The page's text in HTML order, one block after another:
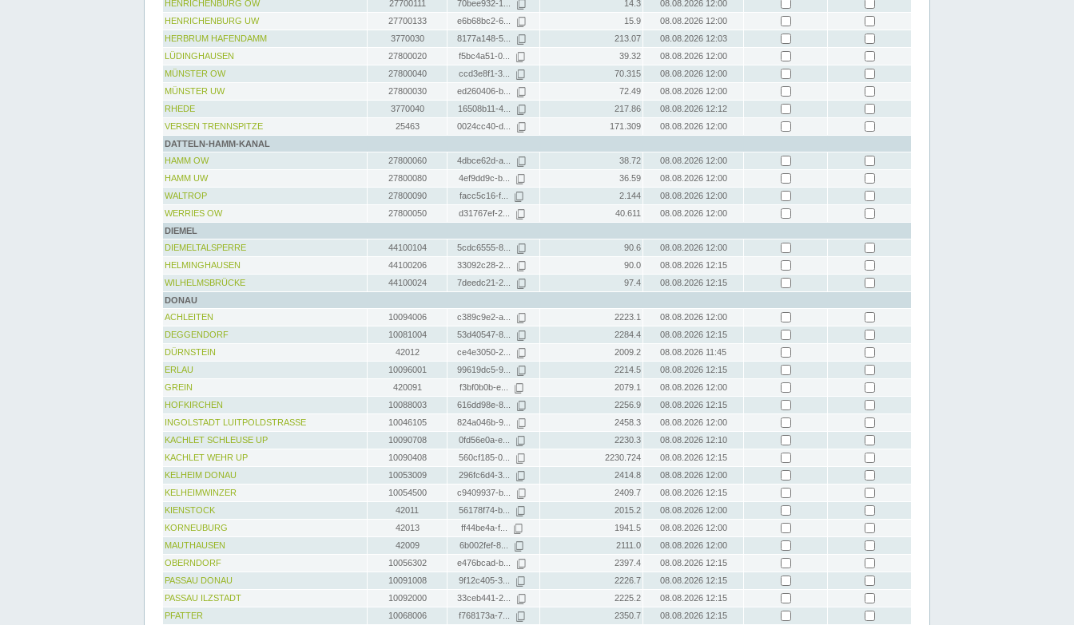
HENRICHENBURG OW
27700111 70bee932-1... 14.3
08.08.2026 12:00
HENRICHENBURG UW
27700133 e6b68bc2-6... 15.9
08.08.2026 12:00
HERBRUM HAFENDAMM
3770030 8177a148-5... 213.07
08.08.2026 12:03
LÜDINGHAUSEN
27800020 f5bc4a51-0... 39.32
08.08.2026 12:00
MÜNSTER OW
27800040 ccd3e8f1-3... 70.315
08.08.2026 12:00
MÜNSTER UW
27800030 ed260406-b... 72.49
08.08.2026 12:00
RHEDE
3770040 16508b11-4... 217.86
08.08.2026 12:12
VERSEN TRENNSPITZE
25463 0024cc40-d... 171.309
08.08.2026 12:00
DATTELN-HAMM-KANAL
HAMM OW
27800060 4dbce62d-a... 38.72
08.08.2026 12:00
HAMM UW
27800080 4ef9dd9c-b... 36.59
08.08.2026 12:00
WALTROP
27800090 facc5c16-f... 2.144
08.08.2026 12:00
WERRIES OW
27800050 d31767ef-2... 40.611
08.08.2026 12:00
DIEMEL
DIEMELTALSPERRE
44100104 5cdc6555-8... 90.6
08.08.2026 12:00
HELMINGHAUSEN
44100206 33092c28-2... 90.0
08.08.2026 12:15
WILHELMSBRÜCKE
44100024 7deedc21-2... 97.4
08.08.2026 12:15
DONAU
ACHLEITEN
10094006 c389c9e2-a... 2223.1
08.08.2026 12:00
DEGGENDORF
10081004 53d40547-8... 2284.4
08.08.2026 12:15
DÜRNSTEIN
42012 ce4e3050-2... 2009.2
08.08.2026 11:45
ERLAU
10096001 99619dc5-9... 2214.5
08.08.2026 12:15
GREIN
420091 f3bf0b0b-e... 2079.1
08.08.2026 12:00
HOFKIRCHEN
10088003 616dd98e-8... 2256.9
08.08.2026 12:15
INGOLSTADT LUITPOLDSTRASSE
10046105 824a046b-9... 2458.3
08.08.2026 12:00
KACHLET SCHLEUSE UP
10090708 0fd56e0a-e... 2230.3
08.08.2026 12:10
KACHLET WEHR UP
10090408 560cf185-0... 2230.724
08.08.2026 12:15
KELHEIM DONAU
10053009 296fc6d4-3... 2414.8
08.08.2026 12:00
KELHEIMWINZER
10054500 c9409937-b... 2409.7
08.08.2026 12:15
KIENSTOCK
42011 56178f74-b... 2015.2
08.08.2026 12:00
KORNEUBURG
42013 ff44be4a-f... 1941.5
08.08.2026 12:00
MAUTHAUSEN
42009 6b002fef-8... 2111.0
08.08.2026 12:00
OBERNDORF
10056302 e476bcad-b... 2397.4
08.08.2026 12:15
PASSAU DONAU
10091008 9f12c405-3... 2226.7
08.08.2026 12:15
PASSAU ILZSTADT
10092000 33ceb441-2... 2225.2
08.08.2026 12:15
PFATTER
10068006 f768173a-7... 2350.7
08.08.2026 12:15